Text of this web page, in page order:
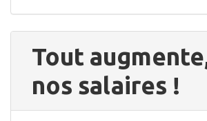
Tout
nos salaires !